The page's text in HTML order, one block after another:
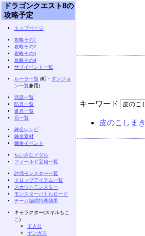
キーワード
皮のこしまき
ドラゴンクエスト8の
攻略予定
トップページ
攻略その1
攻略その2
攻略その3
攻略その4
サブイベント一覧
ルーラ一覧 (町・ ダンジョ
ン一覧兼用)
武器一覧
防具一覧
道具一覧
店一覧
錬金レシピ
錬金素材
錬金イベント
ちいさなメダル
フィールド宝箱一覧
討伐モンスター一覧
ドロップアイテム一覧
スカウトモンスター
モンスターバトルロード
チーム編成特殊効果
キャラクター(スキルもこ
こ)
主人公
ヤンガス